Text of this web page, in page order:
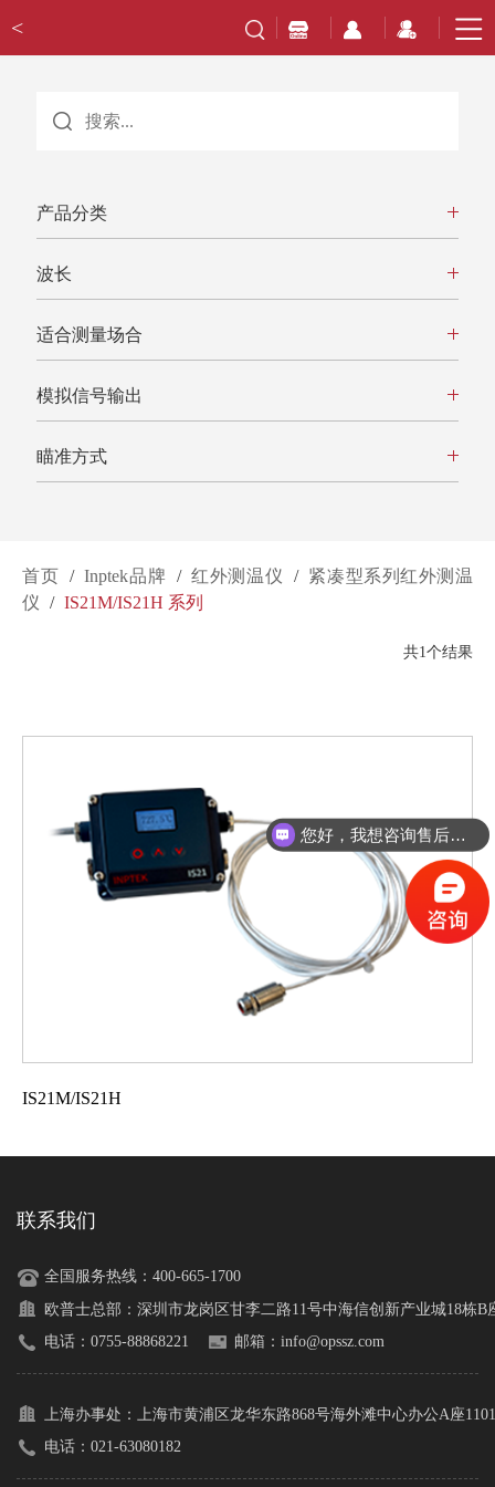
<
产品分类
波长
适合测量场合
模拟信号输出
瞄准方式
首页 / Inptek品牌 / 红外测温仪 / 紧凑型系列红外测温
仪 / IS21M/IS21H 系列
共1个结果
IS21M/IS21H
联系我们
全国服务热线：400-665-1700
欧普士总部： 深圳市龙岗区甘李二路11号中海信创新产业城18栋B
电话：0755-88868221
邮箱：info@opssz.com
上海办事处：
上海市黄浦区龙华东路868号海外滩中心办公A座1101
电话：021-63080182
您好，我想咨询售后维修服务。